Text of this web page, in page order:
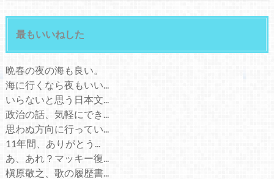
最もいいねした
晩春の夜の海も良い。
海に行くなら夜もいい...
いらないと思う日本文...
政治の話、気軽にでき...
思わぬ方向に行ってい...
11年間、ありがとう...
あ、あれ？マッキー復...
槇原敬之、歌の履歴書...